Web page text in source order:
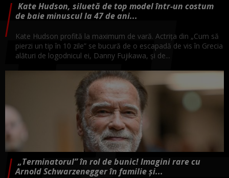
Kate Hudson, siluetă de top model într-un costum
de baie minuscul la 47 de ani...
Kate Hudson profită la maximum de vară. Actrița din „Cum să
pierzi un tip în 10 zile” se bucură de o escapadă de vis în Grecia
alături de logodnicul ei, Danny Fujikawa, și de...
„Terminatorul” în rol de bunic! Imagini rare cu
Arnold Schwarzenegger în familie și...